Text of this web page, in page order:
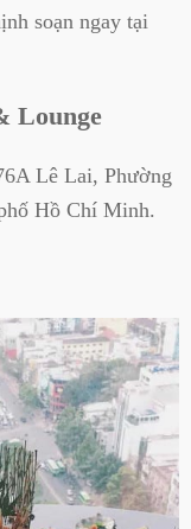
soạn ngay tại
Lounge
Lê Lai, Phường
Hồ Chí Minh.